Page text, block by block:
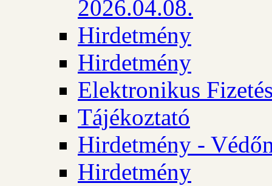
2026.04.08.
Hirdetmény
Hirdetmény
Elektronikus
Tájékoztató
Hirdetmény -
Hirdetmény